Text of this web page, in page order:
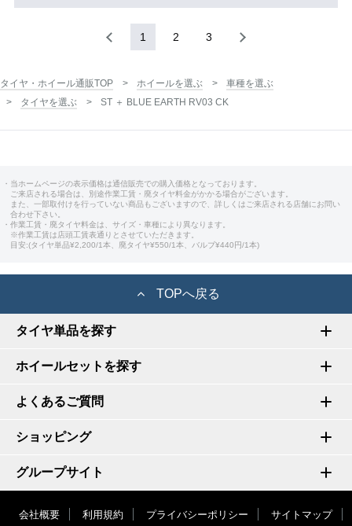
1 2 3
タイヤ・ホイール通販TOP ホイールを選ぶ
車種を選ぶ
タイヤを選ぶ
ST ＋ BLUE EARTH RV03 CK
・当ホームページの表示価格は通信販売での購入価格となっております。
ご来店される場合は、別途作業工賃・廃タイヤ料金がかかる場合がございます。
また、一部取付けを行っていない商品もございますので、詳しくはご来店される店舗にお問い
合わせ下さい。
・作業工賃・廃タイヤ料金は、サイズ・車種により異なります。
※作業工賃は店頭工賃表通りとさせていただきます。
目安:(タイヤ単品¥2,200/1本、廃タイヤ¥550/1本、バルブ¥440円/1本)
TOPへ戻る
タイヤ単品を探す
ホイールセットを探す
よくあるご質問
ショッピング
グループサイト
会社概要 利用規約 プライバシーポリシー サイトマップ